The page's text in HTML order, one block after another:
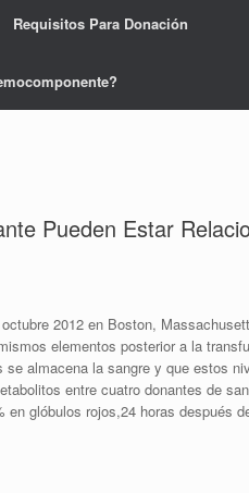
Requisitos Para Donación
Pueden Estar
2012 en Boston,
elementos posterior a la
almacena la sangre y que estos
entre cuatro donantes de
en glóbulos rojos,24 horas después